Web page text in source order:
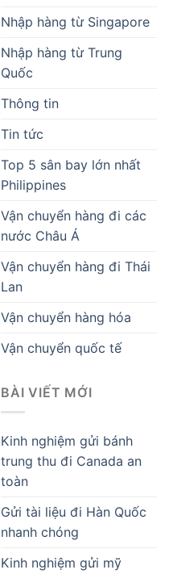
Nhập hàng từ Singapore
Nhập hàng từ Trung
Quốc
Thông tin
Tin tức
Top 5 sân bay lớn nhất
Philippines
Vận chuyển hàng đi các
nước Châu Á
Vận chuyển hàng đi Thái
Lan
Vận chuyển hàng hóa
Vận chuyển quốc tế
BÀI VIẾT MỚI
Kinh nghiệm gửi bánh
trung thu đi Canada an
toàn
Gửi tài liệu đi Hàn Quốc
nhanh chóng
Kinh nghiệm gửi mỹ